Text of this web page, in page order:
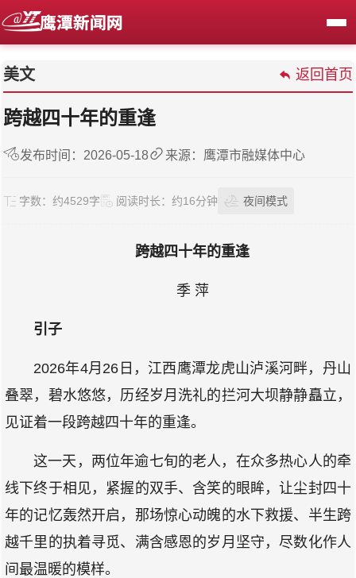
美文 返回首页
跨越四十年的重逢
发布时间：2026-05-18 来源：鹰潭市融媒体中心
字数： 约4529字 阅读时长： 约16分钟 夜间模式
跨越四十年的重逢
季 萍
引子
2026年4月26日，江西鹰潭龙虎山泸溪河畔，丹山
叠翠，碧水悠悠，历经岁月洗礼的拦河大坝静静矗立，
见证着一段跨越四十年的重逢。
这一天，两位年逾七旬的老人，在众多热心人的牵
线下终于相见，紧握的双手、含笑的眼眸，让尘封四十
年的记忆轰然开启，那场惊心动魄的水下救援、半生跨
越千里的执着寻觅、满含感恩的岁月坚守，尽数化作人
间最温暖的模样。